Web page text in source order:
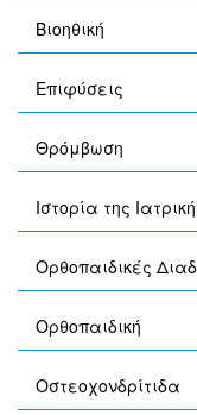
Βιοηθική
Επιφύσεις
Θρόμβωση
Ιστορία της
Ορθοπαιδικές
Ορθοπαιδική
Οστεοχονδρίτιδα